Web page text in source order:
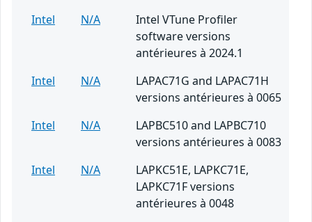
Intel
N/A
Intel VTune Profiler
software versions
antérieures à 2024.1
Intel
N/A
LAPAC71G and LAPAC71H
versions antérieures à 0065
Intel
N/A
LAPBC510 and LAPBC710
versions antérieures à 0083
Intel
N/A
LAPKC51E, LAPKC71E,
LAPKC71F versions
antérieures à 0048